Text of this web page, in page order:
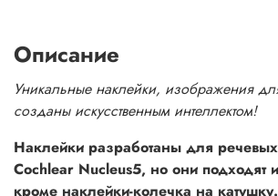
Описание
Уникальные наклейки, изображения
созданы искусственным интеллектом!
Наклейки разработаны для
Cochlear Nucleus5, но они подходят
кроме наклейки-колечка на катушку.